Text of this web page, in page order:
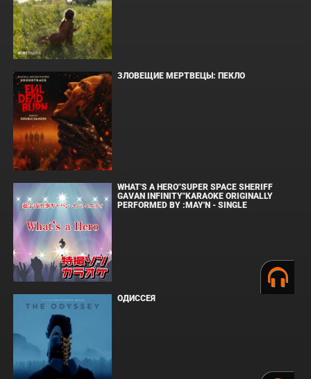
ЗЛОВЕЩИЕ МЕРТВЕЦЫ: ПЕКЛО
WHAT'S A HERO"SUPER SPACE SHERIFF
GAVAN INFINITY"KARAOKE ORIGINALLY
PERFORMED BY :MAY'N - SINGLE
ОДИССЕЯ